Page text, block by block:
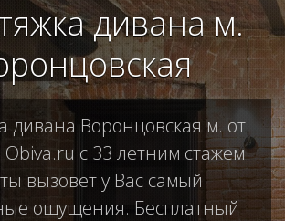
дивана м.
дивана Воронцовская м. от
с 33 летним стажем
вызовет у Вас самый
ощущения. Бесплатный